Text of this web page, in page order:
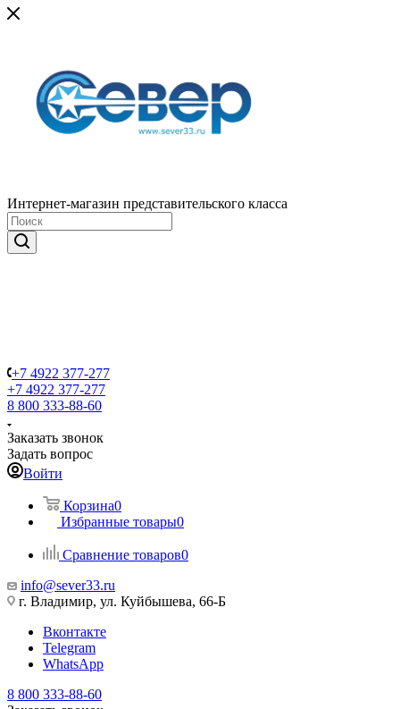
Интернет-магазин представительского класса
+7 4922 377-277
+7 4922 377-277
8 800 333-88-60
Заказать звонок
Задать вопрос
Войти
Корзина0
Избранные товары0
Сравнение товаров0
info@sever33.ru
г. Владимир, ул. Куйбышева, 66-Б
Вконтакте
Telegram
WhatsApp
8 800 333-88-60